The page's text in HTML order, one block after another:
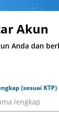
Akun
Anda dan
(sesuai KTP)